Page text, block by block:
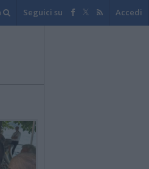
Seguici su Accedi